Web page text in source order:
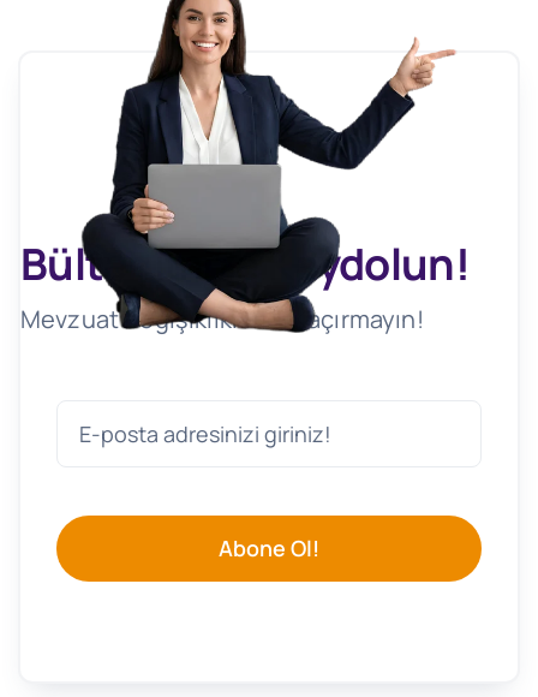
Bültenimize Kaydolun!
Mevzuat Değişikliklerini Kaçırmayın!
Abone Ol!